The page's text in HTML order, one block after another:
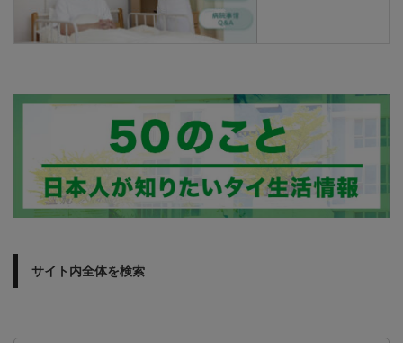
サイト内全体を検索